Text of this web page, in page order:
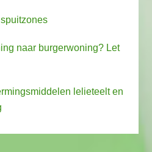
naar burgerwoning? Let
lelieteelt en